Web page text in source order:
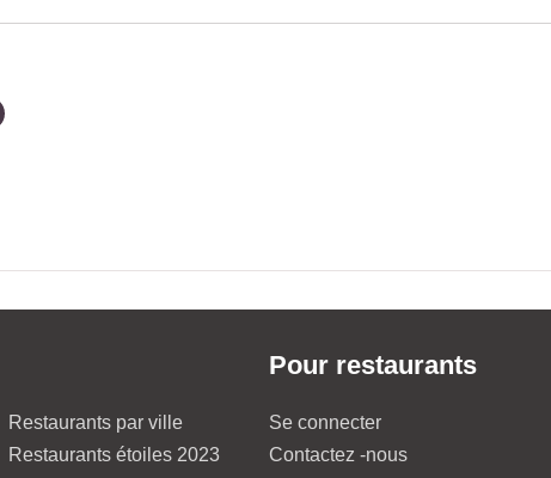
Restaurants par ville
Restaurants étoiles 2023
Pour restaurants
Se connecter
Contactez -nous